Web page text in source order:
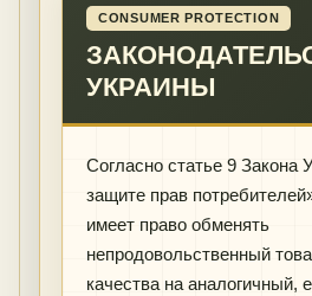
CONSUMER PROTECTION
УКРАИНЫ
Согласно статье 9 Закона
защите прав
имеет право обменять
непродовольственный
качества на аналогичный,